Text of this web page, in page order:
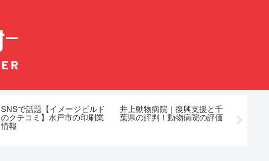
SNSで話題【イメージビルド
のクチコミ】水戸市の印刷業
情報
井上動物病院｜復興支援と千
葉県の評判！動物病院の評価 策のク
コミ